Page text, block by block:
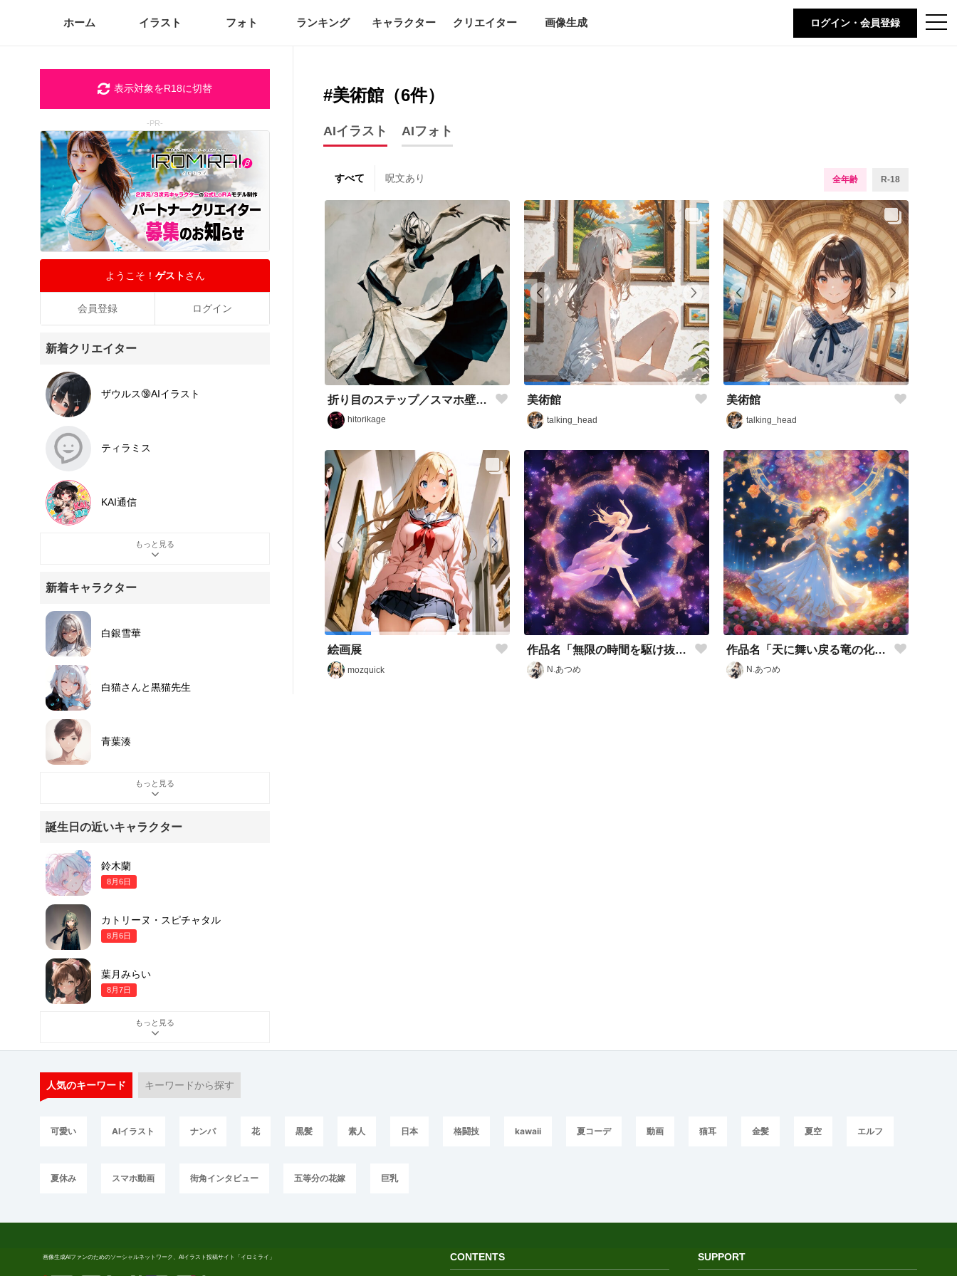
t
o
ホーム イラスト フォト ランキング キャラクター クリエイター 画像生成 ログイン・会員登録
#美術館（6件）
AIイラスト AIフォト
すべて 呪文あり 全年齢 R-18
折り目のステップ／スマホ壁紙アーカイブ
hitorikage
美術館
talking_head
美術館
talking_head
絵画展
mozquick
作品名「無限の時間を駆け抜ける少女」
N.あつめ
作品名「天に舞い戻る竜の化身」
N.あつめ
表示対象をR18に切替
-PR-
ようこそ！ ゲストさん
会員登録 ログイン
新着クリエイター
ザウルス🔞AIイラスト
ティラミス
KAI通信
もっと見る
新着キャラクター
白銀雪華
白猫さんと黒猫先生
青葉湊
もっと見る
誕生日の近いキャラクター
鈴木蘭
8月6日
カトリーヌ・スピチャタル
8月6日
葉月みらい
8月7日
もっと見る
人気のキーワード キーワードから探す
可愛い AIイラスト ナンパ 花 黒髪 素人 日本 格闘技 kawaii 夏コーデ 動画 猫耳 金髪 夏空 エルフ
夏休み スマホ動画 街角インタビュー 五等分の花嫁 巨乳
画像生成AIファンのためのソーシャルネットワーク、AIイラスト投稿サイト「イロミライ」 SUPPORT
CONTENTS